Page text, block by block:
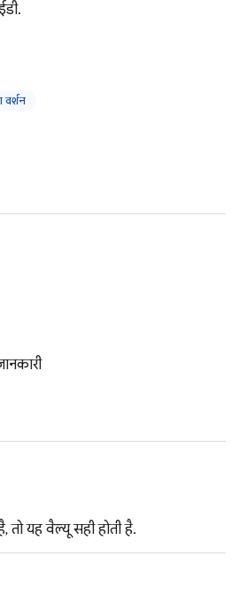
यह वैल्यू सही होती है.